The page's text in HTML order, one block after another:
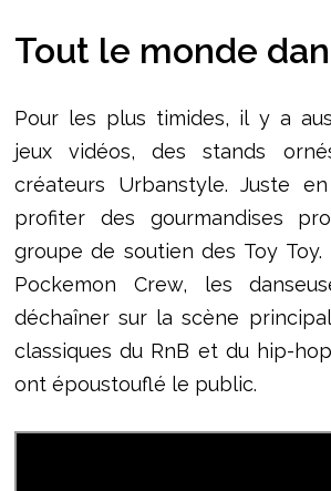
Tout le monde
Pour les plus timides, il y a
jeux vidéos, des stands
créateurs Urbanstyle. Juste
profiter des gourmandises
groupe de soutien des Toy
Pockemon Crew, les
déchaîner sur la scène
classiques du RnB et du hip-
ont époustouflé le public.